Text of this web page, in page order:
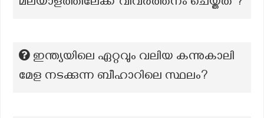
ഇന്ത്യയിലെ ഏറ്റവും വലിയ കന്നുകാലി
മേള നടക്കുന്ന ബീഹാറിലെ സ്ഥലം?